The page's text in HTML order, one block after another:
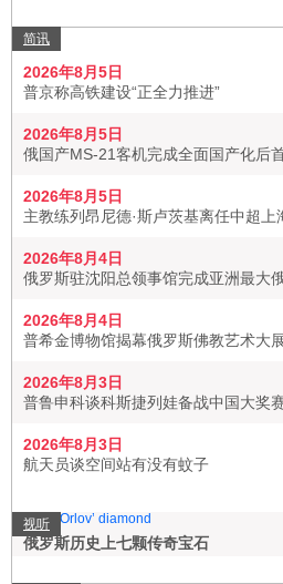
简讯
2026年8月5日
普京称高铁建设“正全力推进”
2026年8月5日
俄国产MS-21客机完成全面国产化后
2026年8月5日
主教练列昂尼德·斯卢茨基离任中超上
2026年8月4日
俄罗斯驻沈阳总领事馆完成亚洲最大
2026年8月4日
普希金博物馆揭幕俄罗斯佛教艺术大
2026年8月3日
普鲁申科谈科斯捷列娃备战中国大奖
2026年8月3日
航天员谈空间站有没有蚊子
视听
俄罗斯历史上七颗传奇宝石